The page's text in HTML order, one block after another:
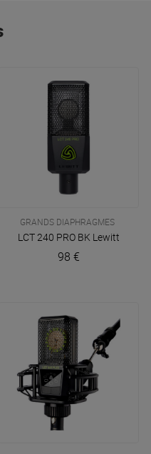
GRANDS DIAPHRAGMES
LCT 240 PRO BK Lewitt
98 €